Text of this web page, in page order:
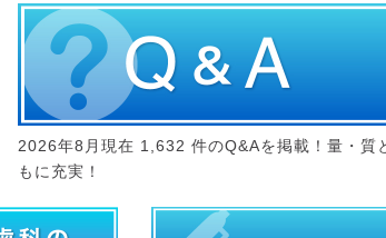
2026年8月現在 1,632 件のQ&Aを掲載！量・質
もに充実！